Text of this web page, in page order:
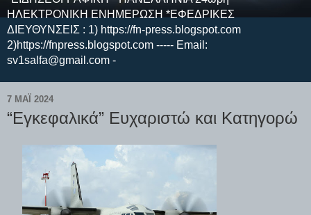
ΗΛΕΚΤΡΟΝΙΚΗ ΕΝΗΜΕΡΩΣΗ *ΕΦΕΔΡΙΚΕΣ
ΔΙΕΥΘΥΝΣΕΙΣ : 1) https://fn-press.blogspot.com
2)https://fnpress.blogspot.com ----- Email:
sv1salfa@gmail.com -
7 ΜΑΪ́ 2024
“Εγκεφαλικά” Ευχαριστώ και Κατηγορώ